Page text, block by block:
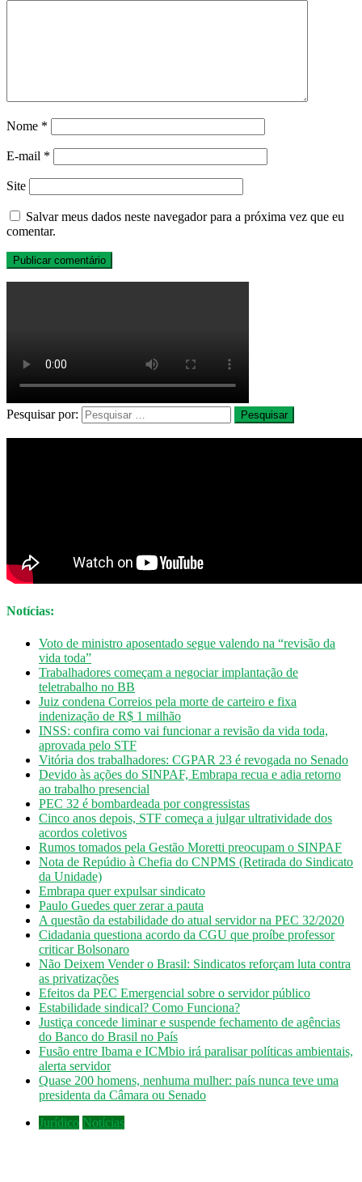
Nome *
E-mail *
Site
Salvar meus dados neste navegador para a próxima vez que eu
comentar.
Pesquisar por:
Notícias:
Voto de ministro aposentado segue valendo na “revisão da
vida toda”
Trabalhadores começam a negociar implantação de
teletrabalho no BB
Juiz condena Correios pela morte de carteiro e fixa
indenização de R$ 1 milhão
INSS: confira como vai funcionar a revisão da vida toda,
aprovada pelo STF
Vitória dos trabalhadores: CGPAR 23 é revogada no Senado
Devido às ações do SINPAF, Embrapa recua e adia retorno
ao trabalho presencial
PEC 32 é bombardeada por congressistas
Cinco anos depois, STF começa a julgar ultratividade dos
acordos coletivos
Rumos tomados pela Gestão Moretti preocupam o SINPAF
Nota de Repúdio à Chefia do CNPMS (Retirada do Sindicato
da Unidade)
Embrapa quer expulsar sindicato
Paulo Guedes quer zerar a pauta
A questão da estabilidade do atual servidor na PEC 32/2020
Cidadania questiona acordo da CGU que proíbe professor
criticar Bolsonaro
Não Deixem Vender o Brasil: Sindicatos reforçam luta contra
as privatizações
Efeitos da PEC Emergencial sobre o servidor público
Estabilidade sindical? Como Funciona?
Justiça concede liminar e suspende fechamento de agências
do Banco do Brasil no País
Fusão entre Ibama e ICMbio irá paralisar políticas ambientais,
alerta servidor
Quase 200 homens, nenhuma mulher: país nunca teve uma
presidenta da Câmara ou Senado
Jurídico Notícias